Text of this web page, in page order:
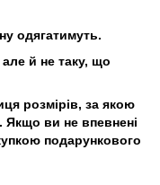
одягатимуть.
й не таку, що
розмірів, за якою
Якщо ви не впевнені
подарункового